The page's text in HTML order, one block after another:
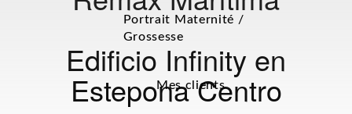
Portrait Maternité /
Grossesse
Mes clients
Edificio Infinity en
Estepona Centro